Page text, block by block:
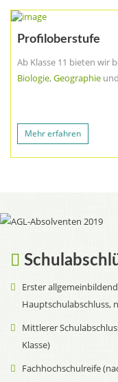
Profiloberstufe
Ab Klasse 11 bieten wir
Biologie, Geographie und
Mehr erfahren
Erster
Hauptschulabschluss,
Mittlerer
Klasse)
Fachhochschulreife